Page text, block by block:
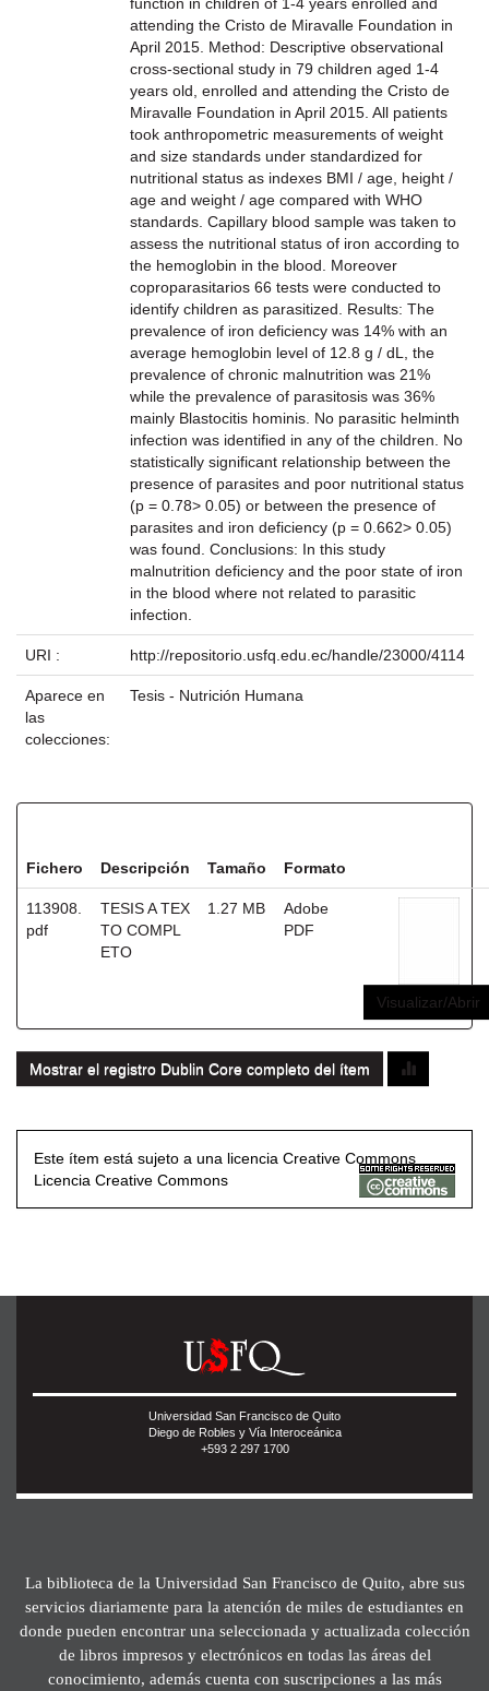
attending the Cristo de Miravalle Foundation in
April 2015. Method: Descriptive observational
cross-sectional study in 79 children aged 1-4
years old, enrolled and attending the Cristo de
Miravalle Foundation in April 2015. All patients
took anthropometric measurements of weight
and size standards under standardized for
nutritional status as indexes BMI / age, height /
age and weight / age compared with WHO
standards. Capillary blood sample was taken to
assess the nutritional status of iron according to
the hemoglobin in the blood. Moreover
coproparasitarios 66 tests were conducted to
identify children as parasitized. Results: The
prevalence of iron deficiency was 14% with an
average hemoglobin level of 12.8 g / dL, the
prevalence of chronic malnutrition was 21%
while the prevalence of parasitosis was 36%
mainly Blastocitis hominis. No parasitic helminth
infection was identified in any of the children. No
statistically significant relationship between the
presence of parasites and poor nutritional status
(p = 0.78> 0.05) or between the presence of
parasites and iron deficiency (p = 0.662> 0.05)
was found. Conclusions: In this study
malnutrition deficiency and the poor state of iron
in the blood where not related to parasitic
infection.
URI : http://repositorio.usfq.edu.ec/handle/23000/4114
Aparece en
las
colecciones:
Tesis - Nutrición Humana
Fichero Descripción Tamaño Formato
113908.
pdf
TESIS A TEX
TO COMPL
ETO
1.27 MB
Adobe
PDF
Visualizar/Abrir
Mostrar el registro Dublin Core completo del ítem
Este ítem está sujeto a una licencia Creative Commons
Licencia Creative Commons
Universidad San Francisco de Quito
Diego de Robles y Vía Interoceánica
+593 2 297 1700
La biblioteca de la Universidad San Francisco de Quito, abre sus
servicios diariamente para la atención de miles de estudiantes en
donde pueden encontrar una seleccionada y actualizada colección
de libros impresos y electrónicos en todas las áreas del
conocimiento, además cuenta con suscripciones a las más